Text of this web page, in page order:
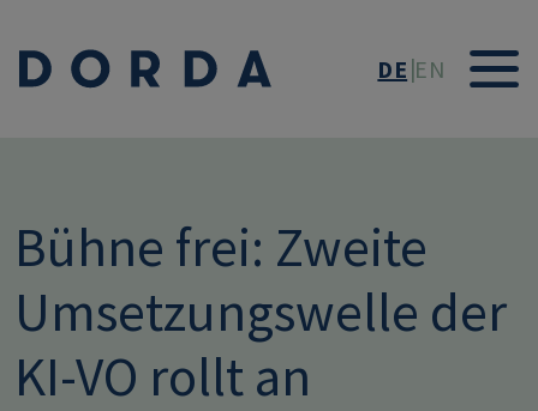
DE EN
Bühne frei: Zweite
Umsetzungswelle der
KI-VO rollt an